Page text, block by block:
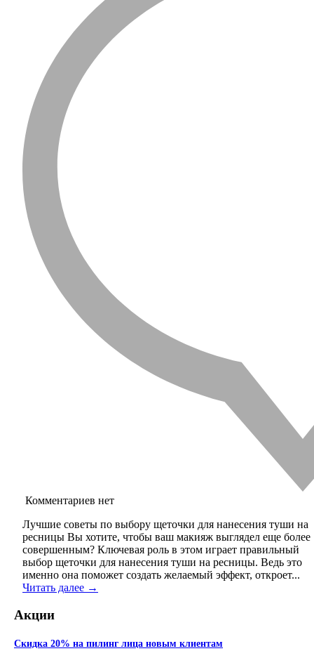
Комментариев нет
Лучшие советы по выбору щеточки для нанесения туши на
ресницы Вы хотите, чтобы ваш макияж выглядел еще более
совершенным? Ключевая роль в этом играет правильный
выбор щеточки для нанесения туши на ресницы. Ведь это
именно она поможет создать желаемый эффект, откроет...
Читать далее →
Акции
Скидка 20% на пилинг лица новым клиентам